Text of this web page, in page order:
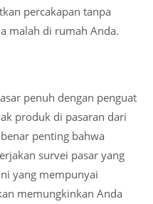
percakapan tanpa
malah di rumah Anda.
penuh dengan penguat
produk di pasaran dari
penting bahwa
survei pasar yang
yang mempunyai
memungkinkan Anda